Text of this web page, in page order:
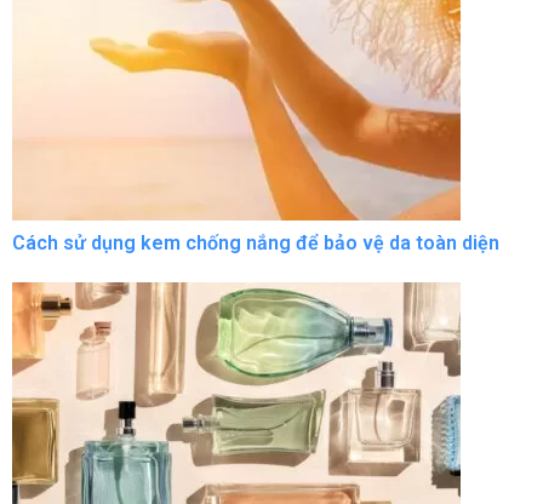
Cách sử dụng kem chống nắng để bảo vệ da toàn diện